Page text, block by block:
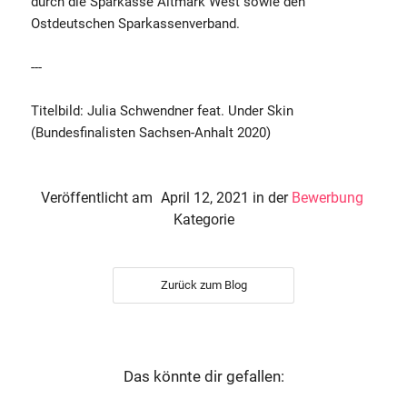
Ostdeutschen Sparkassenverband.
---
Titelbild: Julia Schwendner feat. Under Skin
(Bundesfinalisten Sachsen-Anhalt 2020)
Veröffentlicht am April 12, 2021 in der Bewerbung
Kategorie
Zurück zum Blog
Das könnte dir gefallen: